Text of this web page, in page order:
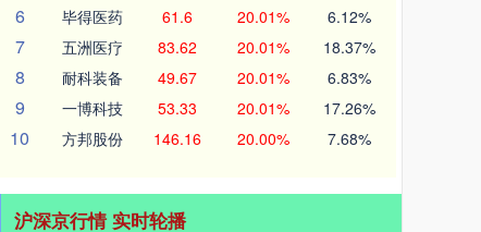
6 毕得医药 61.6 20.01% 6.12%
7 五洲医疗 83.62 20.01% 18.37%
8 耐科装备 49.67 20.01% 6.83%
9 一博科技 53.33 20.01% 17.26%
10 方邦股份 146.16 20.00% 7.68%
沪深京行情 实时轮播